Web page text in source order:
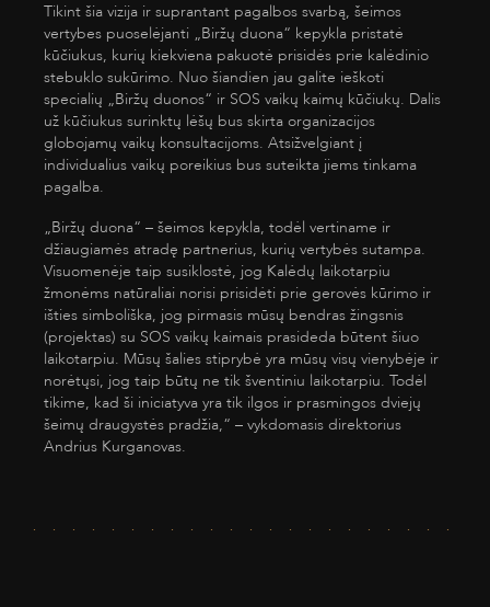
Tikint šia vizija ir suprantant pagalbos svarbą, šeimos
vertybes puoselėjanti „Biržų duona“ kepykla pristatė
kūčiukus, kurių kiekviena pakuotė prisidės prie kalėdinio
stebuklo sukūrimo. Nuo šiandien jau galite ieškoti
specialių „Biržų duonos“ ir SOS vaikų kaimų kūčiukų. Dalis
už kūčiukus surinktų lėšų bus skirta organizacijos
globojamų vaikų konsultacijoms. Atsižvelgiant į
individualius vaikų poreikius bus suteikta jiems tinkama
pagalba.
„Biržų duona“ – šeimos kepykla, todėl vertiname ir
džiaugiamės atradę partnerius, kurių vertybės sutampa.
Visuomenėje taip susiklostė, jog Kalėdų laikotarpiu
žmonėms natūraliai norisi prisidėti prie gerovės kūrimo ir
išties simboliška, jog pirmasis mūsų bendras žingsnis
(projektas) su SOS vaikų kaimais prasideda būtent šiuo
laikotarpiu. Mūsų šalies stiprybė yra mūsų visų vienybėje ir
norėtųsi, jog taip būtų ne tik šventiniu laikotarpiu. Todėl
tikime, kad ši iniciatyva yra tik ilgos ir prasmingos dviejų
šeimų draugystės pradžia,“ – vykdomasis direktorius
Andrius Kurganovas.